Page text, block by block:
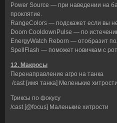
Power Source — при наведении на
проклятие.
RangeColors — подскажет если вы
Doom CooldownPulse — по
EnergyWatch Reborn — отобразит
SpellFlash — поможет новичкам с
12. Макросы
Перенаправление агро на танка
/cast [имя танка] Меленькие хитрости
Триксы по фокусу
/cast [@focus] Маленькие хитрости